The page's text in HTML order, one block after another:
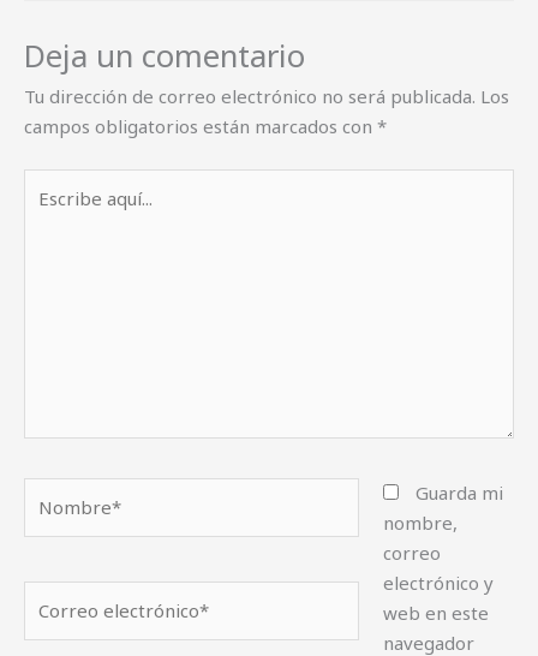
Deja un comentario
Tu dirección de correo electrónico no será publicada. Los
campos obligatorios están marcados con *
aquí...
electrónico*
Guarda mi
nombre,
correo
electrónico y
web en este
navegador